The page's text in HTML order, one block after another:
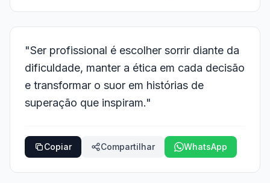
"Ser profissional é escolher sorrir diante da
dificuldade, manter a ética em cada decisão
e transformar o suor em histórias de
superação que inspiram."
Copiar Compartilhar WhatsApp